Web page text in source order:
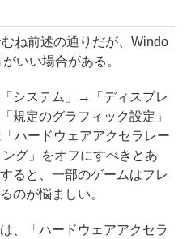
ね前述の通りだが、Windo
いい場合がある。
システム」→「ディスプレ
定のグラフィック設定」
ハードウェアアクセラレー
グ」をオフにすべきとあ
ると、一部のゲームはフレ
のが悩ましい。
、「ハードウェアアクセラ